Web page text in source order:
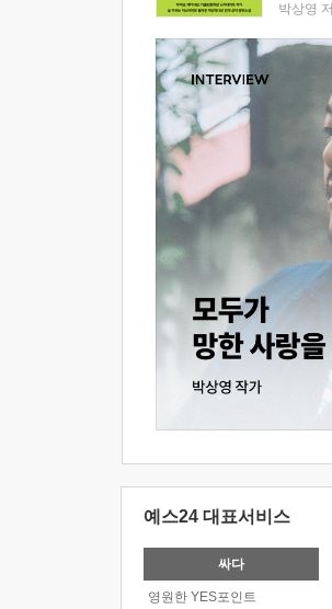
박상영 저
예스24 대표서비스
싸다
영원한 YES포인트